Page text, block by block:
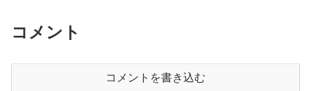
コメント
コメントを書き込む